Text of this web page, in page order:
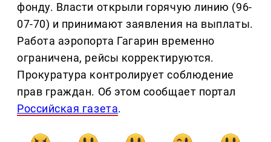
фонду. Власти открыли горячую линию (96-
07-70) и принимают заявления на выплаты.
Работа аэропорта Гагарин временно
ограничена, рейсы корректируются.
Прокуратура контролирует соблюдение
прав граждан. Об этом сообщает портал
Российская газета.